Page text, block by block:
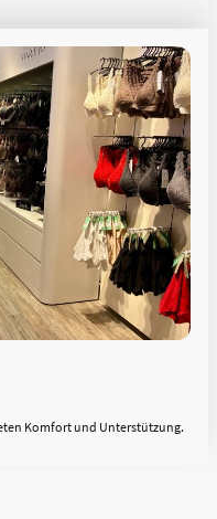
Komfort und Unterstützung.